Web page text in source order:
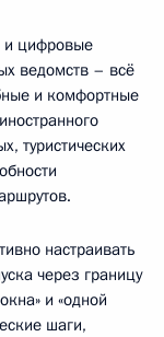
и цифровые
ведомств – всё
и комфортные
туристических
настраивать
через границу
и «одной
шаги,